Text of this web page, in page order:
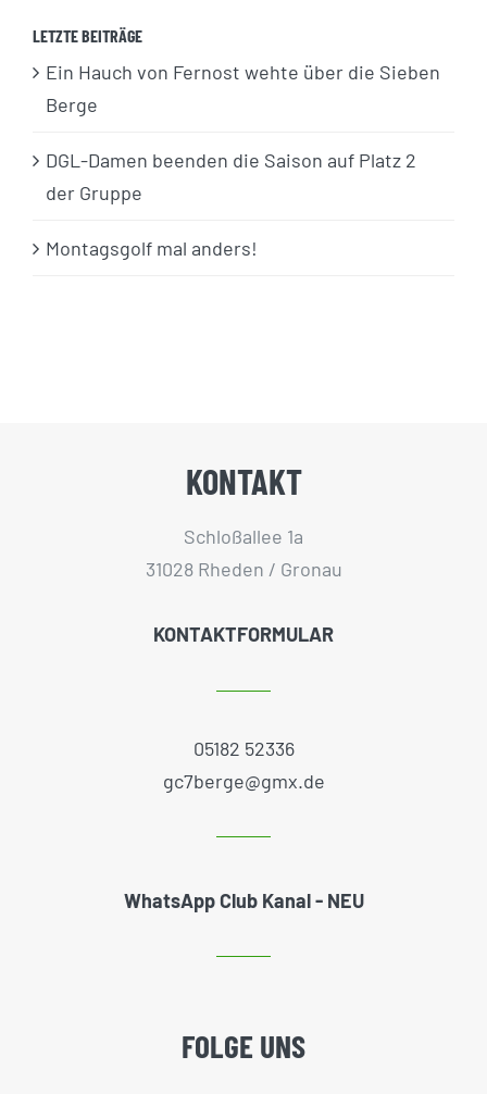
LETZTE BEITRÄGE
Ein Hauch von Fernost wehte über die Sieben
Berge
DGL-Damen beenden die Saison auf Platz 2
der Gruppe
Montagsgolf mal anders!
KONTAKT
Schloßallee 1a
31028 Rheden / Gronau
KONTAKTFORMULAR
05182 52336
gc7berge@gmx.de
WhatsApp Club Kanal - NEU
FOLGE UNS